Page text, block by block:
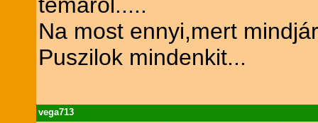
Na most ennyi,mert
Puszilok mindenkit...
vega713